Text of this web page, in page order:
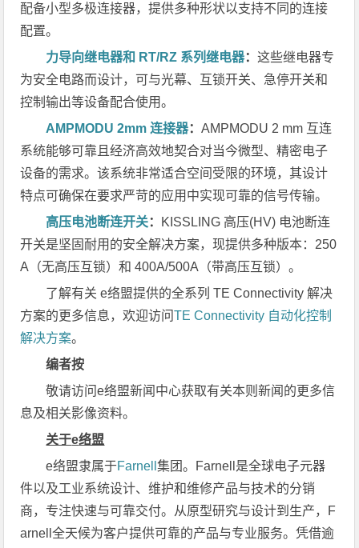
配备小型多极连接器，提供多种形状以支持不同的连接
配置。
力导向继电器和 RT/RZ 系列继电器：这些继电器专
为安全电路而设计，可与光幕、互锁开关、急停开关和
控制输出等设备配合使用。
AMPMODU 2mm连接器：AMPMODU 2 mm 互连
系统能够可靠且经济高效地契合对当今微型、精密电子
设备的需求。该系统非常适合空间受限的环境，其设计
特点可确保在要求严苛的应用中实现可靠的信号传输。
高压电池断连开关： KISSLING 高压(HV) 电池断连
开关是坚固耐用的安全解决方案，现提供多种版本：250
A（无高压互锁）和 400A/500A（带高压互锁）。
了解有关 e络盟提供的全系列 TE Connectivity 解决
方案的更多信息，欢迎访问TE Connectivity 自动化控制
解决方案。
编者按
敬请访问e络盟新闻中心获取有关本则新闻的更多信
息及相关影像资料。
关于e络盟
e络盟隶属于Farnell集团。Farnell是全球电子元器
件以及工业系统设计、维护和维修产品与技术的分销
商，专注快速与可靠交付。从原型研究与设计到生产，F
arnell全天候为客户提供可靠的产品与专业服务。凭借逾